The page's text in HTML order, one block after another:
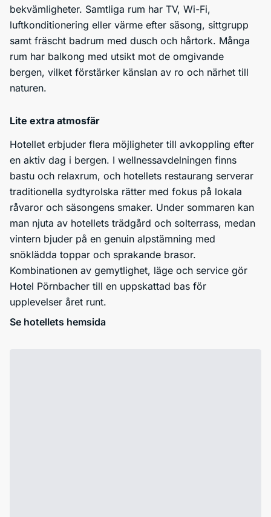
bekvämligheter. Samtliga rum har TV, Wi-Fi,
luftkonditionering eller värme efter säsong, sittgrupp
samt fräscht badrum med dusch och hårtork. Många
rum har balkong med utsikt mot de omgivande
bergen, vilket förstärker känslan av ro och närhet till
naturen.
Lite extra atmosfär
Hotellet erbjuder flera möjligheter till avkoppling efter
en aktiv dag i bergen. I wellnessavdelningen finns
bastu och relaxrum, och hotellets restaurang serverar
traditionella sydtyrolska rätter med fokus på lokala
råvaror och säsongens smaker. Under sommaren kan
man njuta av hotellets trädgård och solterrass, medan
vintern bjuder på en genuin alpstämning med
snöklädda toppar och sprakande brasor.
Kombinationen av gemytlighet, läge och service gör
Hotel Pörnbacher till en uppskattad bas för
upplevelser året runt.
Se hotellets hemsida